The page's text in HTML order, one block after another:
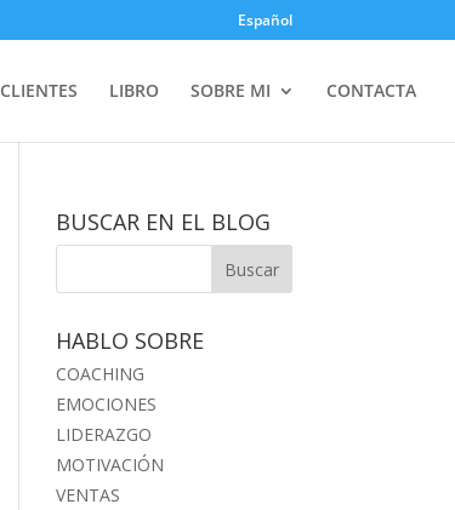
Español
CLIENTES LIBRO SOBRE MI CONTACTA
BUSCAR EN EL BLOG
HABLO SOBRE
COACHING
EMOCIONES
LIDERAZGO
MOTIVACIÓN
VENTAS